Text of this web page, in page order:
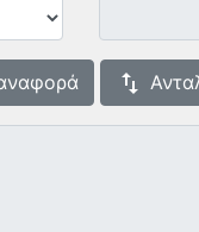
swap_vert